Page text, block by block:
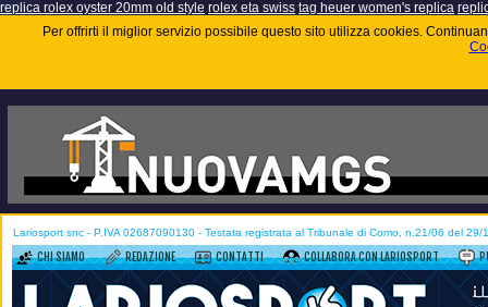
replica rolex oyster 20mm old style rolex eta swiss tag heuer women's replica
Per offrirti il miglior servizio possibile questo sito utilizza cookies.
Lariosport snc - P.IVA 02687090130 - Testata registrata al Tribunale di Como, n.21/06 del 29/
CHI SIAMO REDAZIONE CONTATTI COLLABORA CON LARIOSPORT